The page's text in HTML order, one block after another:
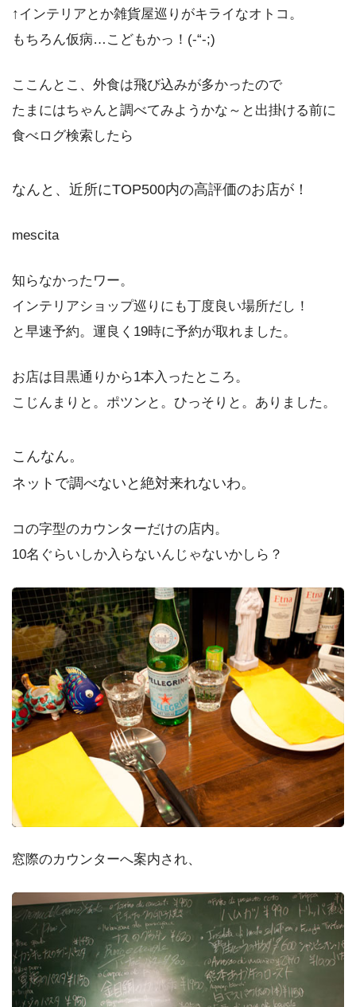
↑インテリアとか雑貨屋巡りがキライなオトコ。
もちろん仮病…こどもかっ！(-“-;)
ここんとこ、外食は飛び込みが多かったので
たまにはちゃんと調べてみようかな～と出掛ける前に
食べログ検索したら
なんと、近所にTOP500内の高評価のお店が！
mescita
知らなかったワー。
インテリアショップ巡りにも丁度良い場所だし！
と早速予約。運良く19時に予約が取れました。
お店は目黒通りから1本入ったところ。
こじんまりと。ポツンと。ひっそりと。ありました。
こんなん。
ネットで調べないと絶対来れないわ。
コの字型のカウンターだけの店内。
10名ぐらいしか入らないんじゃないかしら？
窓際のカウンターへ案内され、